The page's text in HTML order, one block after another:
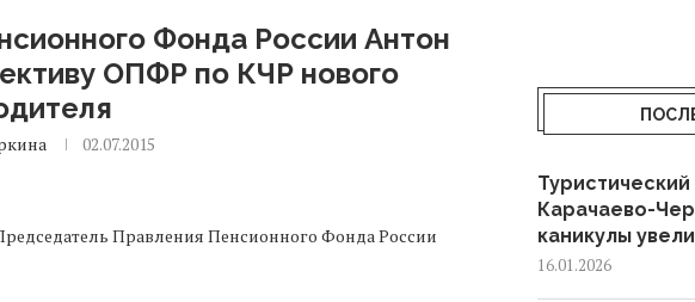
Фонда России Антон
ОПФР по КЧР нового
02.07.2015
Правления Пенсионного Фонда России
Карачаево-
каникулы
16.01.2026